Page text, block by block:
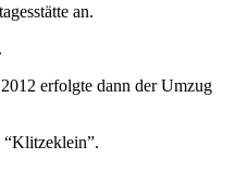
an.
erfolgte dann der Umzug
“Klitzeklein”.